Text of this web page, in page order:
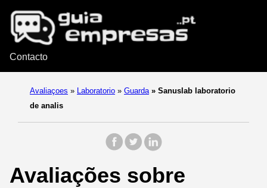
Contacto
Avaliaçoes » Laboratorio » Guarda » Sanuslab laboratorio
de analis
Avaliações sobre